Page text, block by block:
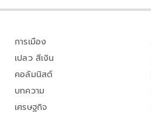
การเมือง
เปลว สีเงิน
คอลัมนิสต์
บทความ
เศรษฐกิจ